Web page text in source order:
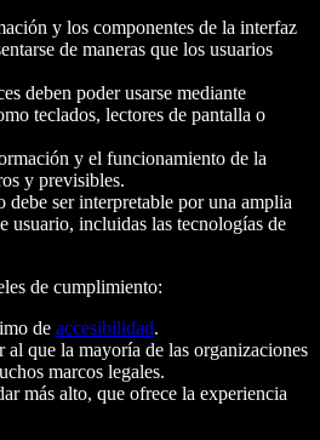
y los componentes de la interfaz
de maneras que los usuarios
deben poder usarse mediante
teclados, lectores de pantalla o
y el funcionamiento de la
y previsibles.
debe ser interpretable por una amplia
usuario, incluidas las tecnologías de
de cumplimiento:
de accesibilidad.
que la mayoría de las organizaciones
marcos legales.
más alto, que ofrece la experiencia